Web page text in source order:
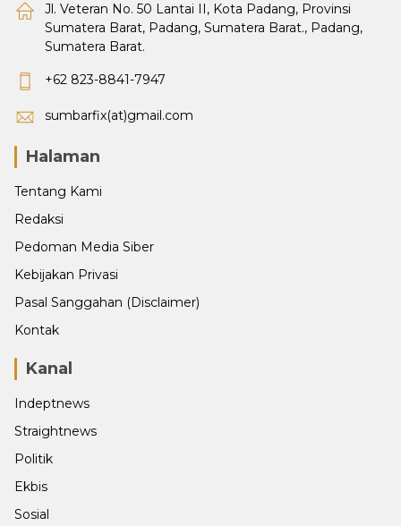
Jl. Veteran No. 50 Lantai II, Kota Padang, Provinsi
Sumatera Barat, Padang, Sumatera Barat., Padang,
Sumatera Barat.
+62 823-8841-7947
sumbarfix(at)gmail.com
Halaman
Tentang Kami
Redaksi
Pedoman Media Siber
Kebijakan Privasi
Pasal Sanggahan (Disclaimer)
Kontak
Kanal
Indeptnews
Straightnews
Politik
Ekbis
Sosial